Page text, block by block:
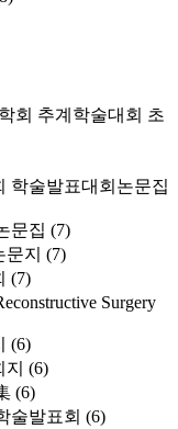
회 추계학술대회 초
학술발표대회논문집
문집 (7)
지 (7)
(7)
Surgery
(6)
(6)
(6)
술발표회 (6)